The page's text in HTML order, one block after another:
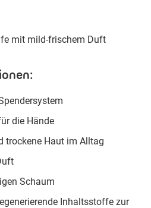
mit mild-frischem Duft
die Hände
trockene Haut im Alltag
Schaum
Inhaltsstoffe zur